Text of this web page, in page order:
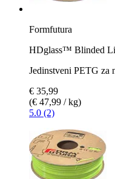
Formfutura
HDglass™ Blinded
Jedinstveni PETG za
€ 35,99
(€ 47,99 / kg)
5.0 (2)